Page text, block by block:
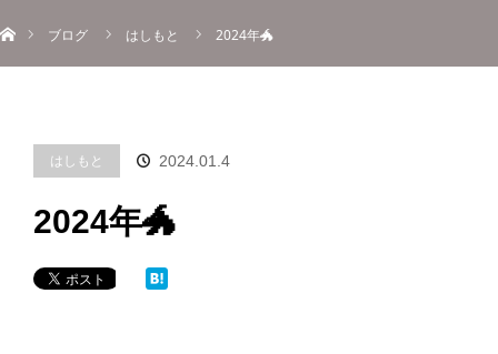
menu
About
Information
ご予約
ブログ
はしもと 2024年🐲
はしもと 2024.01.4
2024年🐲